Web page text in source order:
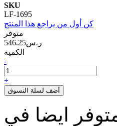
SKU
LF-1695
كن أول من يراجع هذا المنتج
متوفر
546.25ر.س‏
الكمية
-
+
أضف لسلة التسوق